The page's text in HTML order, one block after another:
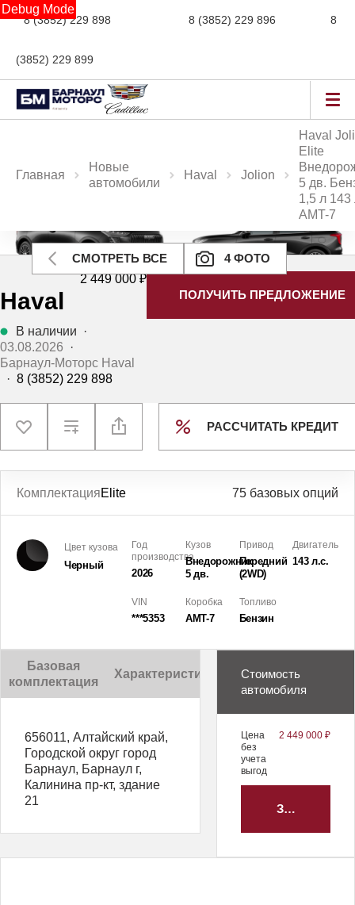
Debug Mode
8 (3852) 229 898 8 (3852) 229 896 8
(3852) 229 899
Главная
Новые
автомобили
Haval Jolion
Haval
Elite
5 дв.
1,5 л 143
AMT-7
Ещё 2 фото
СМОТРЕТЬ ВСЕ 4 ФОТО
Haval
2 449 000 ₽
В наличии ·
03.08.2026 ·
Барнаул-Моторс Haval
· 8 (3852) 229 898
ПОЛУЧИТЬ ПРЕДЛОЖЕНИЕ
РАССЧИТАТЬ КРЕДИТ
КомплектацияElite 75 базовых опций
Цвет кузова
Черный
Год
производства
2026
Кузов
Внедорожник
5 дв.
Привод
Передний
(2WD)
Двигатель
143 л.с.
VIN
***5353
Коробка
AMT-7
Топливо
Бензин
Базовая
комплектация
Характеристики Описание
656011, Алтайский край,
Городской округ город
Барнаул, Барнаул г,
Калинина пр-кт, здание
21
Стоимость
автомобиля
Цена
без
учета
выгод
2 449 000 ₽